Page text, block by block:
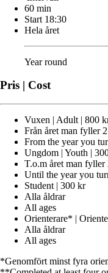
60 min
Start 18:30
Hela året
Year round
Pris | Cost
Vuxen | Adult | 800
Från året man fyller
From the year you
Ungdom | Youth |
T.o.m året man fyller
Until the year you
Student | 300 kr
Alla åldrar
All ages
Orienterare* |
Alla åldrar
All ages
*Genomfört minst fyra